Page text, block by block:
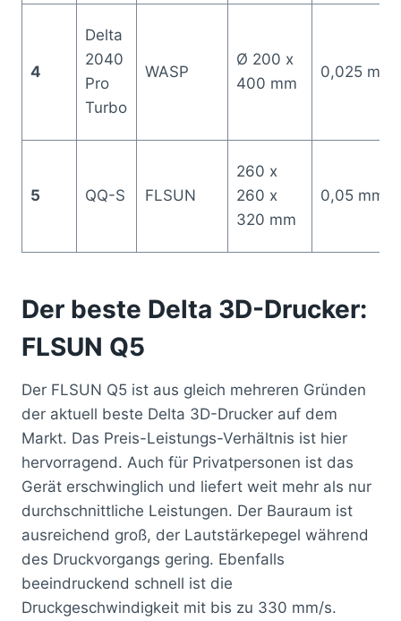
4
Delta
2040
Pro
Turbo
WASP
Ø 200 x
400 mm
0,025 mm
5 QQ-S FLSUN
260 x
260 x
320 mm
0,05 mm
Der beste Delta 3D-Drucker:
FLSUN Q5
Der FLSUN Q5 ist aus gleich mehreren Gründen
der aktuell beste Delta 3D-Drucker auf dem
Markt. Das Preis-Leistungs-Verhältnis ist hier
hervorragend. Auch für Privatpersonen ist das
Gerät erschwinglich und liefert weit mehr als nur
durchschnittliche Leistungen. Der Bauraum ist
ausreichend groß, der Lautstärkepegel während
des Druckvorgangs gering. Ebenfalls
beeindruckend schnell ist die
Druckgeschwindigkeit mit bis zu 330 mm/s.